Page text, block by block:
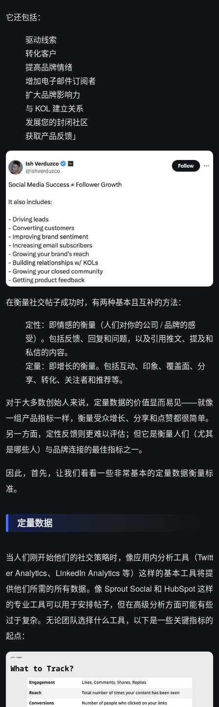
它还包括：
驱动线索
转化客户
提高品牌情绪
增加电子邮件订阅者
扩大品牌影响力
与 KOL 建立关系
发展您的封闭社区
获取产品反馈」
在衡量社交帖子成功时，有两种基本且互补的方法：
定性：即情感的衡量（人们对你的公司 / 品牌的感
受）。包括反馈、回复和问题，以及引用推文、提及和
私信的内容。
定量：即增长的衡量。包括互动、印象、覆盖面、分
享、转化、关注者和推荐等。
对于大多数创始人来说，定量数据的价值显而易见——就像
一组产品指标一样，衡量受众增长、分享和点赞都很简单。
另一方面，定性反馈则更难以评估；但它是衡量人们（尤其
是哪些人）与品牌连接的最佳指标之一。
因此，首先，让我们看看一些非常基本的定量数据衡量标
准。
定量数据
当人们刚开始他们的社交策略时，像应用内分析工具（Twitt
er Analytics、LinkedIn Analytics 等）这样的基本工具将提
供他们所需的所有数据。像 Sprout Social 和 HubSpot 这样
的专业工具可以用于安排帖子，但在高级分析方面可能有些
过于复杂。无论团队选择什么工具，以下是一些关键指标的
起点：